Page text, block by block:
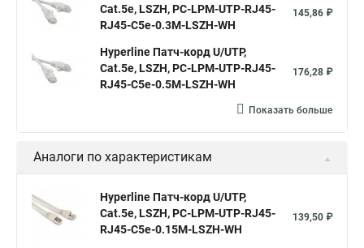
Cat.5е, LSZH, PC-LPM-UTP-RJ45-
RJ45-C5e-0.3M-LSZH-WH
145,86 ₽
Hyperline Патч-корд U/UTP,
Cat.5e, LSZH, PC-LPM-UTP-RJ45-
RJ45-C5e-0.5M-LSZH-WH
176,28 ₽
Показать больше
Аналоги по характеристикам
Hyperline Патч-корд U/UTP,
Cat.5е, LSZH, PC-LPM-UTP-RJ45-
RJ45-C5e-0.15M-LSZH-WH
139,50 ₽